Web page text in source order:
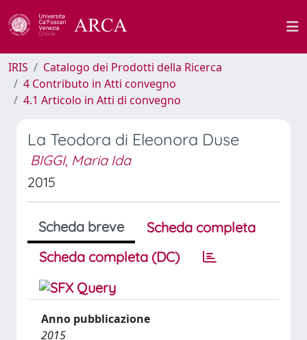
IRIS
Catalogo dei Prodotti della Ricerca
4 Contributo in Atti convegno
4.1 Articolo in Atti di convegno
La Teodora di Eleonora Duse
BIGGI, Maria Ida
2015
Scheda breve
Scheda completa
Scheda completa (DC)
Anno pubblicazione
2015